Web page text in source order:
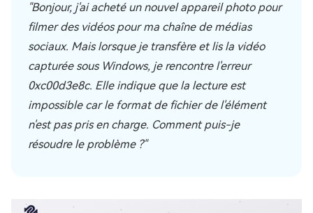
"Bonjour, j'ai acheté un nouvel appareil photo pour
filmer des vidéos pour ma chaîne de médias
sociaux. Mais lorsque je transfère et lis la vidéo
capturée sous Windows, je rencontre l'erreur
0xc00d3e8c. Elle indique que la lecture est
impossible car le format de fichier de l'élément
n'est pas pris en charge. Comment puis-je
résoudre le problème ?"